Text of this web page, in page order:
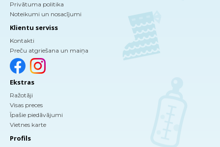
Privātuma politika
Noteikumi un nosacījumi
Klientu serviss
Kontakti
Preču atgriešana un maiņa
Ekstras
Ražotāji
Visas preces
Īpašie piedāvājumi
Vietnes karte
Profils